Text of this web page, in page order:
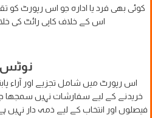
کوئی بھی فرد یا ادارہ جو اس رپورٹ کو
اس کے خلاف کاپی رائٹ کی
نوٹس
اس رپورٹ میں شامل تجزیے اور آراء
خریدنے کے لیے سفارشات نہیں سمجھا
فیصلوں اور انتخاب کے لیے ذمہ دار نہیں